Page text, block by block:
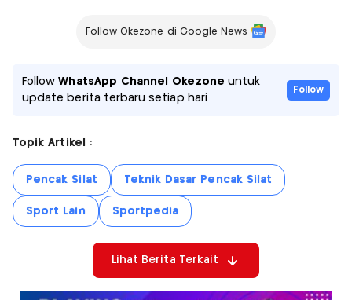
Follow Okezone di Google News
FollowWhatsApp Channel Okezone untuk
update berita terbaru setiap hari
Follow
Topik Artikel :
Pencak Silat Teknik Dasar Pencak Silat
Sport Lain Sportpedia
Lihat Berita Terkait